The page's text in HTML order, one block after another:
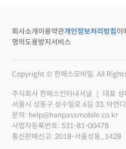
회사소개 이용약관개인정보처리방침이
명의도용방지서비스
Copyright © 한패스모바일. All
주식회사 한패스인터내셔널 ｜ 대표 성
서울시 성동구 성수일로 6길 33, 아연
문의: help@hanpassmobile.co.kr
사업자등록번호: 531-81-00478
통신판매신고: 2018-서울성동_1428